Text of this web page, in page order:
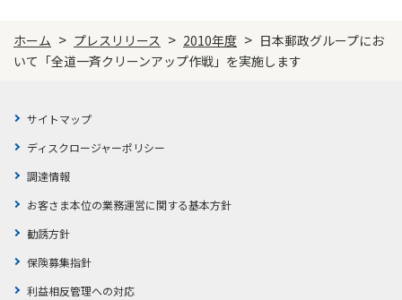
ホーム > プレスリリース > 2010年度 > 日本郵政グループにお
いて「全道一斉クリーンアップ作戦」を実施します
サイトマップ
ディスクロージャーポリシー
調達情報
お客さま本位の業務運営に関する基本方針
勧誘方針
保険募集指針
利益相反管理への対応